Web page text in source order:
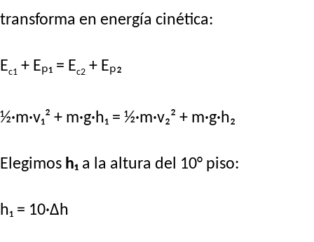
transforma en energía cinética:
Ec1 + Eₚ₁ = Ec2 + Eₚ₂
½·m·v₁² + m·g·h₁ = ½·m·v₂² + m·g·h₂
Elegimos h₁ a la altura del 10° piso:
h₁ = 10·Δh